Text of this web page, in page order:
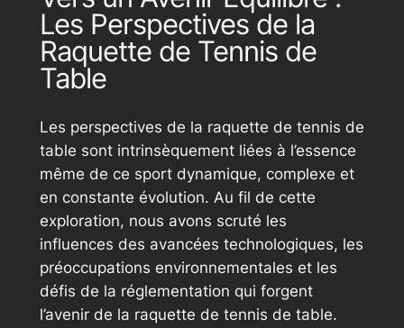
Les Perspectives de la
Raquette de Tennis de
Table
Les perspectives de la raquette de tennis de
table sont intrinsèquement liées à l’essence
même de ce sport dynamique, complexe et
en constante évolution. Au fil de cette
exploration, nous avons scruté les
influences des avancées technologiques, les
préoccupations environnementales et les
défis de la réglementation qui forgent
l’avenir de la raquette de tennis de table.